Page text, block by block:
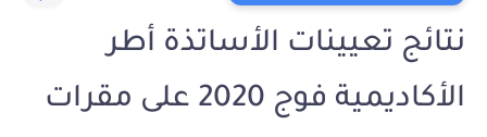
نتائج تعيينات الأساتذة أطر
الأكاديمية فوج 2020 على مقرات